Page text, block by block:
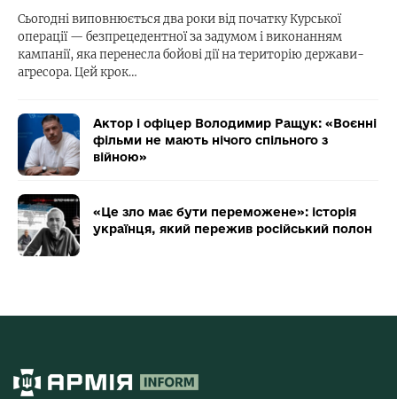
Сьогодні виповнюється два роки від початку Курської
операції — безпрецедентної за задумом і виконанням
кампанії, яка перенесла бойові дії на територію держави-
агресора. Цей крок…
Актор і офіцер Володимир Ращук: «Воєнні
фільми не мають нічого спільного з
війною»
«Це зло має бути переможене»: історія
українця, який пережив російський полон